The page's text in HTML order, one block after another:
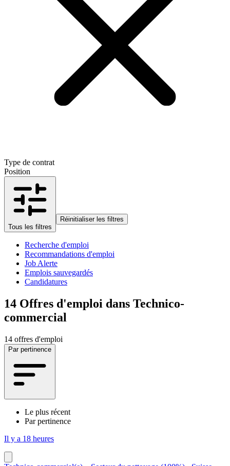
Type de contrat
Position
Tous les filtres
Réinitialiser les filtres
Recherche d'emploi
Recommandations d'emploi
Job Alerte
Emplois sauvegardés
Candidatures
14 Offres d'emploi dans Technico-
commercial
14 offres d'emploi
Par pertinence
Le plus récent
Par pertinence
Il y a 18 heures